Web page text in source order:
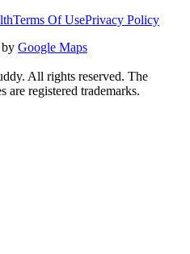
Terms Of UsePrivacy Policy
Google Maps
All rights reserved. The
are registered trademarks.